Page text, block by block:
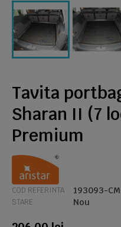
Tavita
Sharan II (7
Premium
COD REFERINTA 193093-
STARE Nou